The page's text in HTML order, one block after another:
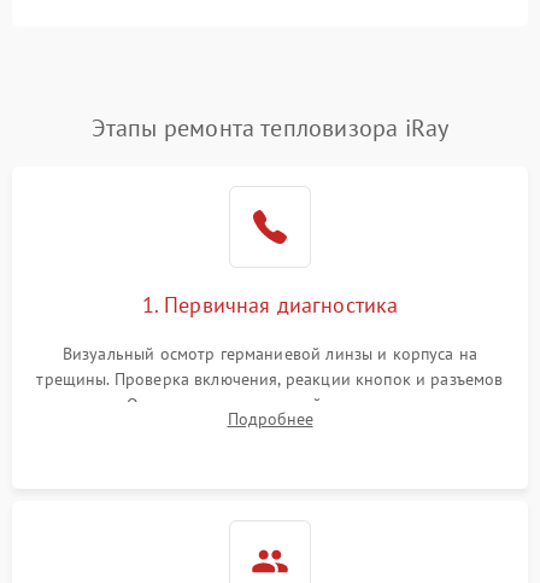
Этапы ремонта тепловизора iRay
1. Первичная диагностика
Визуальный осмотр германиевой линзы и корпуса на
трещины. Проверка включения, реакции кнопок и разъемов
зарядки. Оценка вывода тепловой сигнатуры на экран,
проверка базовых функций и считывание системных
Подробнее